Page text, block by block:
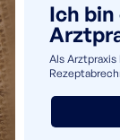
Ich bin
Als